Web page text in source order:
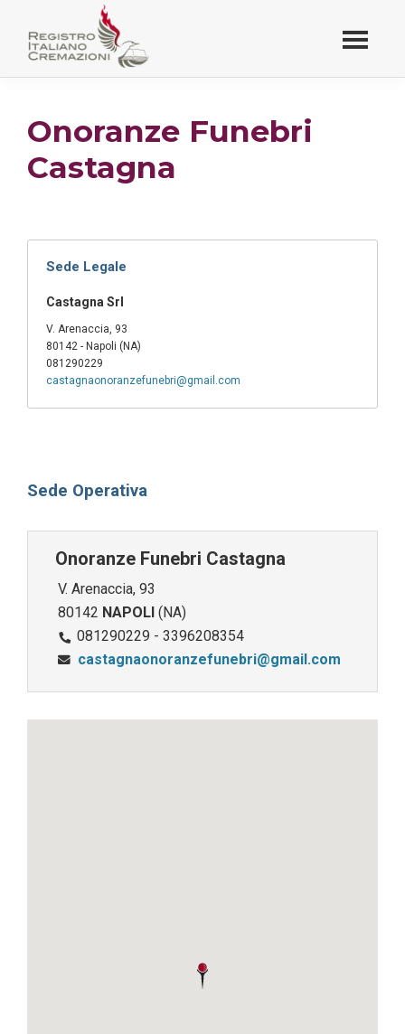
contenuto
principaleRegistro Italiano
Onoranze Funebri
Castagna
Sede Legale
Castagna Srl
V. Arenaccia, 93
80142 - Napoli (NA)
081290229
castagnaonoranzefunebri@gmail.com
Sede Operativa
Onoranze Funebri Castagna
V. Arenaccia, 93
80142 NAPOLI (NA)
081290229 - 3396208354
castagnaonoranzefunebri@gmail.com